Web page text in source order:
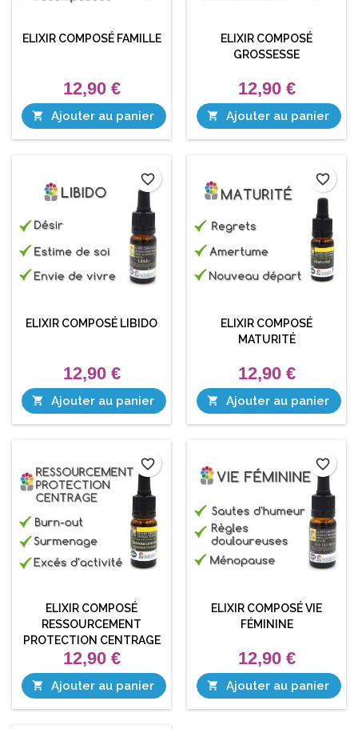
ELIXIR COMPOSÉ FAMILLE
12,90 €
 Ajouter au panier
ELIXIR COMPOSÉ
GROSSESSE
12,90 €
 Ajouter au panier
ELIXIR COMPOSÉ LIBIDO
12,90 €
 Ajouter au panier
favorite_border
ELIXIR COMPOSÉ
MATURITÉ
12,90 €
 Ajouter au panier
favorite_border
ELIXIR COMPOSÉ
RESSOURCEMENT
PROTECTION CENTRAGE
12,90 €
 Ajouter au panier
favorite_border
ELIXIR COMPOSÉ VIE
FÉMININE
12,90 €
 Ajouter au panier
favorite_border